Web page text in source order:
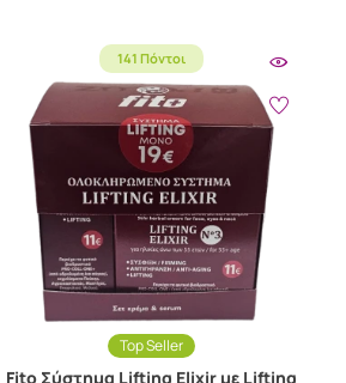
141 Πόντοι
Top Seller
Fito Σύστημα Lifting Elixir με Lifting